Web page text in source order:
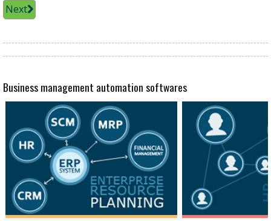
Next
Business management automation softwares